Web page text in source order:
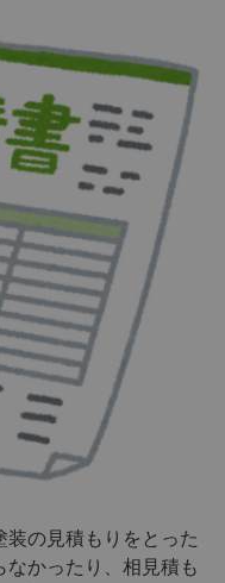
の見積もりをとった
かったり、相見積も